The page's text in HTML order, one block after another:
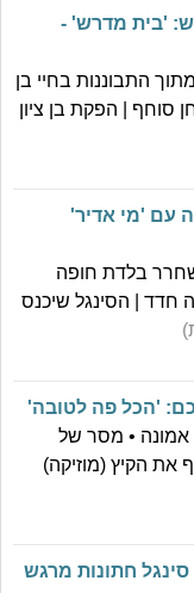
'בית מדרש' -
התבוננות בחיי בן
סוחף | הפקת בן ציון
עם 'מי אדיר'
בלדת חופה
חדד | הסינגל שיכנס
'הכל פה לטובה'
אמונה • מסר של
הקיץ (מוזיקה)
חתונות מרגש